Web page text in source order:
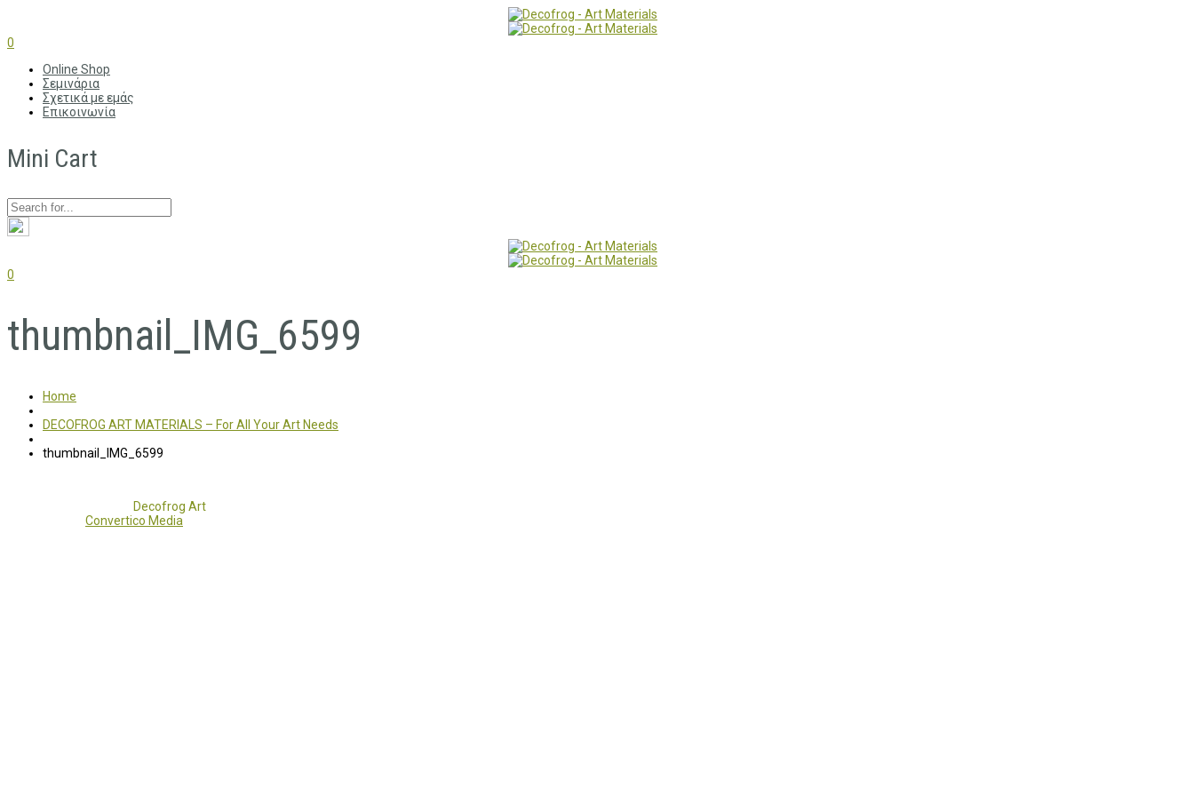
0
Online Shop
Σεμινάρια
Σχετικά με εμάς
Επικοινωνία
Mini Cart
0
thumbnail_IMG_6599
Home
DECOFROG ART MATERIALS – For All Your Art Needs
thumbnail_IMG_6599
Decofrog Art
Convertico Media